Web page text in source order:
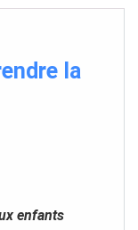
la
enfants